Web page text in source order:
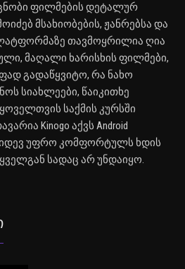
ფილმების დეტალურ
მსახიობების, ჟანრებსა და
თავმოყრილია ღია
მაღალი ხარისხის ფილმები,
გადაწყვიტო, რა ნახო
სიახლეები, წაიკითხე
საქმის კურსში
Kinogo აქვს Android
უფრო კომფორტულს ხდის
სადაც არ უნდაიყო.